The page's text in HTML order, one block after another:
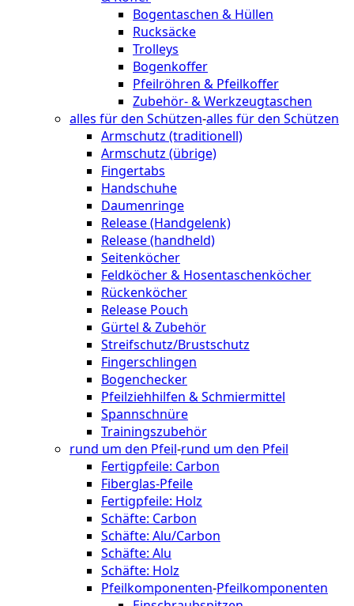
Bogentaschen & Hüllen
Rucksäcke
Trolleys
Bogenkoffer
Pfeilröhren & Pfeilkoffer
Zubehör- & Werkzeugtaschen
alles für den Schützen-alles für den Schützen
Armschutz (traditionell)
Armschutz (übrige)
Fingertabs
Handschuhe
Daumenringe
Release (Handgelenk)
Release (handheld)
Seitenköcher
Feldköcher & Hosentaschenköcher
Rückenköcher
Release Pouch
Gürtel & Zubehör
Streifschutz/Brustschutz
Fingerschlingen
Bogenchecker
Pfeilziehhilfen & Schmiermittel
Spannschnüre
Trainingszubehör
rund um den Pfeil-rund um den Pfeil
Fertigpfeile: Carbon
Fiberglas-Pfeile
Fertigpfeile: Holz
Schäfte: Carbon
Schäfte: Alu/Carbon
Schäfte: Alu
Schäfte: Holz
Pfeilkomponenten-Pfeilkomponenten